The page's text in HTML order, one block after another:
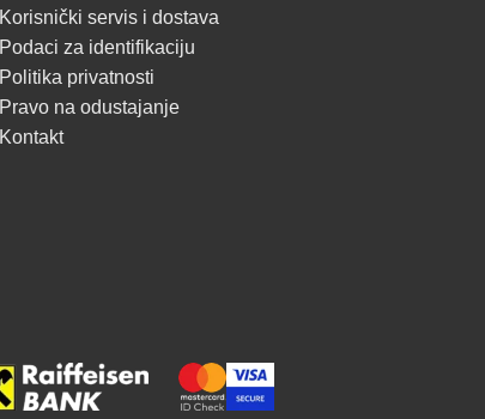
Korisnički servis i dostava
Podaci za identifikaciju
Politika privatnosti
Pravo na odustajanje
Kontakt